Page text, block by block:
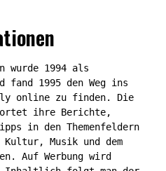
wurde 1994 als
fand 1995 den Weg ins
online zu finden. Die
ihre Berichte,
in den Themenfeldern
Musik und dem
Auf Werbung wird